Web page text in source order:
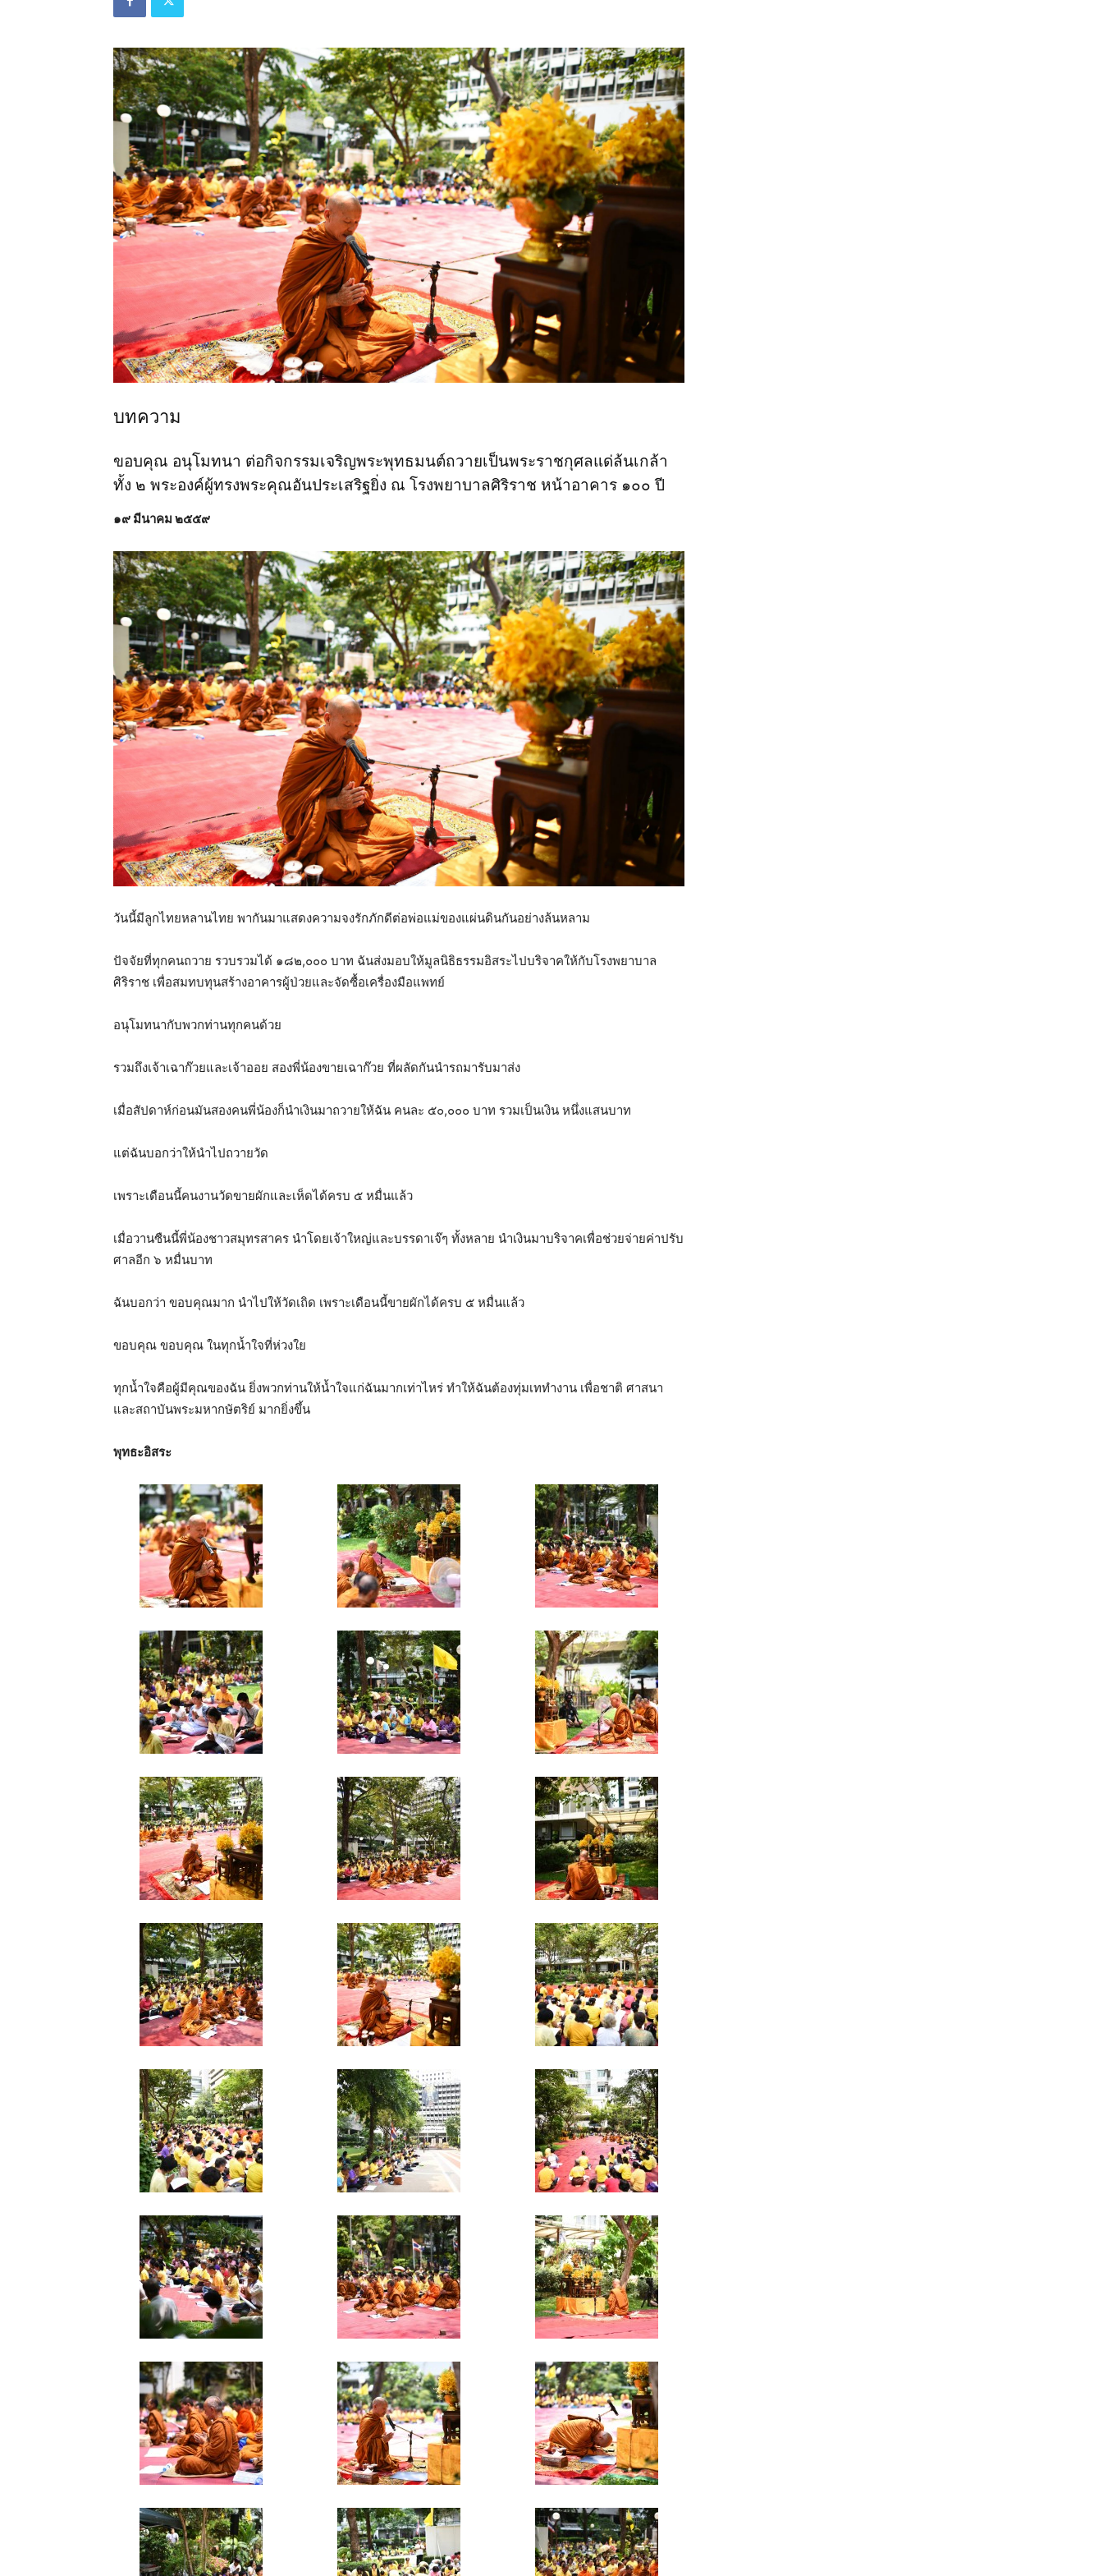
บทความ
ขอบคุณ อนุโมทนา ต่อกิจกรรมเจริญพระพุทธมนต์ถวายเป็นพระราชกุศลแด่ล้นเกล้า
ทั้ง ๒ พระองค์ผู้ทรงพระคุณอันประเสริฐยิ่ง ณ โรงพยาบาลศิริราช หน้าอาคาร ๑๐๐ ปี
๑๙ มีนาคม ๒๕๕๙
วันนี้มีลูกไทยหลานไทย พากันมาแสดงความจงรักภักดีต่อพ่อแม่ของแผ่นดินกันอย่างล้นหลาม
ปัจจัยที่ทุกคนถวาย รวบรวมได้ ๑๘๒,๐๐๐ บาท ฉันส่งมอบให้มูลนิธิธรรมอิสระไปบริจาคให้กับโรงพยาบาล
ศิริราช เพื่อสมทบทุนสร้างอาคารผู้ป่วยและจัดซื้อเครื่องมือแพทย์
อนุโมทนากับพวกท่านทุกคนด้วย
รวมถึงเจ้าเฉาก๊วยและเจ้าออย สองพี่น้องขายเฉาก๊วย ที่ผลัดกันนำรถมารับมาส่ง
เมื่อสัปดาห์ก่อนมันสองคนพี่น้องก็นำเงินมาถวายให้ฉัน คนละ ๕๐,๐๐๐ บาท รวมเป็นเงิน หนึ่งแสนบาท
แต่ฉันบอกว่าให้นำไปถวายวัด
เพราะเดือนนี้คนงานวัดขายผักและเห็ดได้ครบ ๕ หมื่นแล้ว
เมื่อวานซืนนี้พี่น้องชาวสมุทรสาคร นำโดยเจ้าใหญ่และบรรดาเจ๊ๆ ทั้งหลาย นำเงินมาบริจาคเพื่อช่วยจ่ายค่าปรับ
ศาลอีก ๖ หมื่นบาท
ฉันบอกว่า ขอบคุณมาก นำไปให้วัดเถิด เพราะเดือนนี้ขายผักได้ครบ ๕ หมื่นแล้ว
ขอบคุณ ขอบคุณ ในทุกน้ำใจที่ห่วงใย
ทุกน้ำใจคือผู้มีคุณของฉัน ยิ่งพวกท่านให้น้ำใจแก่ฉันมากเท่าไหร่ ทำให้ฉันต้องทุ่มเททำงาน เพื่อชาติ ศาสนา
และสถาบันพระมหากษัตริย์ มากยิ่งขึ้น
พุทธะอิสระ